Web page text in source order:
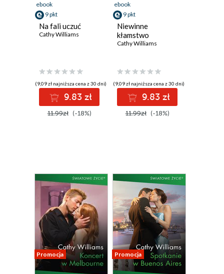
ebook
9 pkt
Na fali uczuć
Cathy Williams
(9,09 zł najniższa cena z 30 dni)
9.83 zł
11.99zł (-18%)
ebook
9 pkt
Niewinne
kłamstwo
Cathy Williams
(9,09 zł najniższa cena z 30 dni)
9.83 zł
11.99zł (-18%)
Promocja Promocja